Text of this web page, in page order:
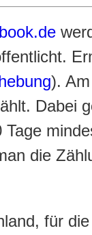
).
Dabei
die
für